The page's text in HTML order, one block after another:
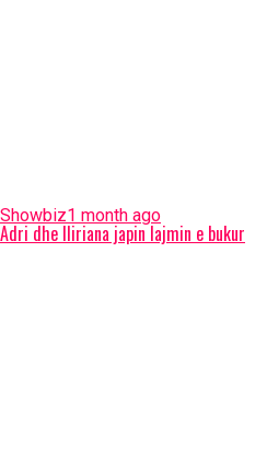
Showbiz1 month ago
Adri dhe Iliriana japin lajmin e bukur